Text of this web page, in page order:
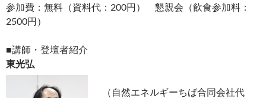
参加費：無料（資料代：200円） 懇親会（飲食参加料：
2500円）
■講師・登壇者紹介
東光弘
（自然エネルギーちば合同会社代